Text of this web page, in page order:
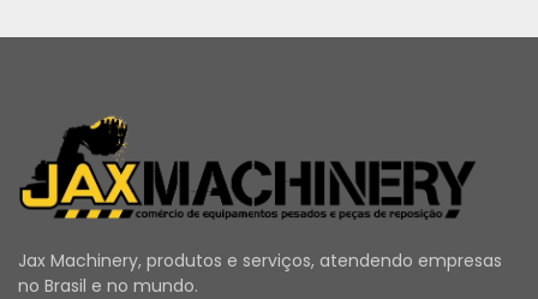
Jax Machinery, produtos e serviços, atendendo empresas
no Brasil e no mundo.